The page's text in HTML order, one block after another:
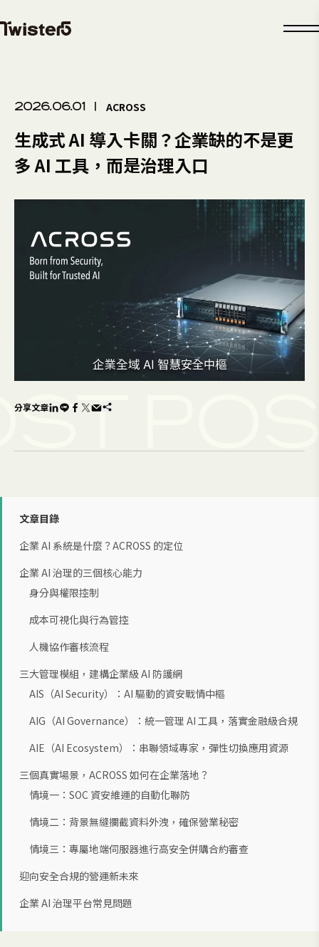
2026.06.01 ACROSS
生成式 AI 導入卡關？企業缺的不是更
多 AI 工具，而是治理入口
分享文章
文章目錄
企業 AI 系統是什麼？ACROSS 的定位
企業 AI 治理的三個核心能力
身分與權限控制
成本可視化與行為管控
人機協作審核流程
三大管理模組，建構企業級 AI 防護網
AIS（AI Security）：AI 驅動的資安戰情中樞
AIG（AI Governance）：統一管理 AI 工具，落實金融級合規
AIE（AI Ecosystem）：串聯領域專家，彈性切換應用資源
三個真實場景，ACROSS 如何在企業落地？
情境一：SOC 資安維運的自動化聯防
情境二：背景無縫攔截資料外洩，確保營業秘密
情境三：專屬地端伺服器進行高安全併購合約審查
迎向安全合規的營運新未來
企業 AI 治理平台常見問題